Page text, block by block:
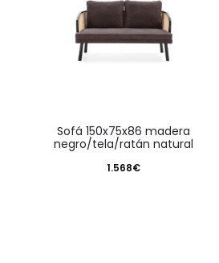
sofá 150x75x86 madera
negro/tela/ratán natural
1.568€